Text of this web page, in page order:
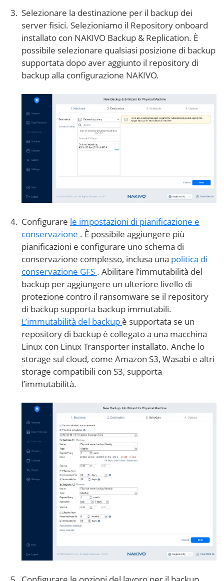
Selezionare la destinazione per il backup dei
server fisici. Selezioniamo il Repository onboard
installato con NAKIVO Backup & Replication. È
possibile selezionare qualsiasi posizione di backup
supportata dopo aver aggiunto il repository di
backup alla configurazione NAKIVO.
Configurare le impostazioni di pianificazione e
conservazione . È possibile aggiungere più
pianificazioni e configurare uno schema di
conservazione complesso, inclusa una politica di
conservazione GFS . Abilitare l’immutabilità del
backup per aggiungere un ulteriore livello di
protezione contro il ransomware se il repository
di backup supporta backup immutabili.
L’immutabilità del backup è supportata se un
repository di backup è collegato a una macchina
Linux con Linux Transporter installato. Anche lo
storage sul cloud, come Amazon S3, Wasabi e altri
storage compatibili con S3, supporta
l’immutabilità.